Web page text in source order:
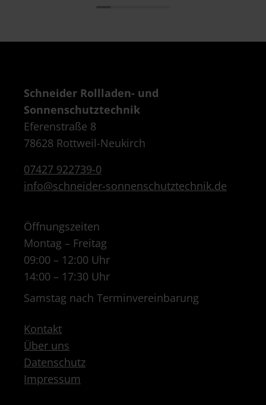
Schneider Rollladen- und
Sonnenschutztechnik
Eferenstraße 8
78628 Rottweil-Neukirch
07427 922739-0
info@schneider-sonnenschutztechnik.de
Öffnungszeiten
Montag – Freitag
09:00 – 12:00 Uhr
14:00 – 17:30 Uhr
Samstag nach Terminvereinbarung
Kontakt
Über uns
Datenschutz
Impressum